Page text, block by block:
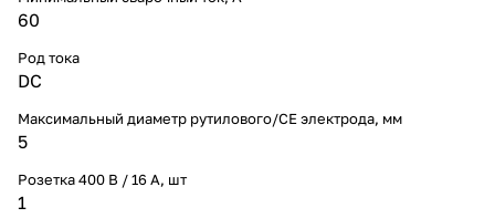
60
Род тока
DC
Максимальный диаметр рутилового/CE электрода, мм
5
Розетка 400 В / 16 А, шт
1